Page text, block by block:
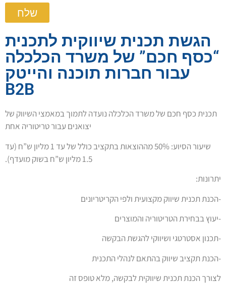
שלח
הגשת תכנית שיווקית לתכנית
“כסף חכם” של משרד הכלכלה
עבור חברות תוכנה והייטק
B2B
תכנית כסף חכם של משרד הכלכלה נועדה לתמוך במאמצי השיווק של
יצואנים עבור טריטוריה אחת
שיעור הסיוע: 50% מההוצאות בתקציב כולל של עד 1 מליון ש”ח (עד
1.5 מליון ש”ח בשוק מועדף).
:יתרונות
הכנת תכנית שיווק מקצועית ולפי הקריטריונים-
יעוץ בבחירת הטריטוריה והמוצרים-
תכנון אסטרטגי ושיווקי להגשת הבקשה-
הכנת תקציב שיווק בהתאם לנהלי התכנית-
לצורך הכנת תכנית שיווקית לבקשה, מלא טופס זה